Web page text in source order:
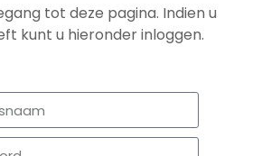
tot deze pagina. Indien u
kunt u hieronder inloggen.